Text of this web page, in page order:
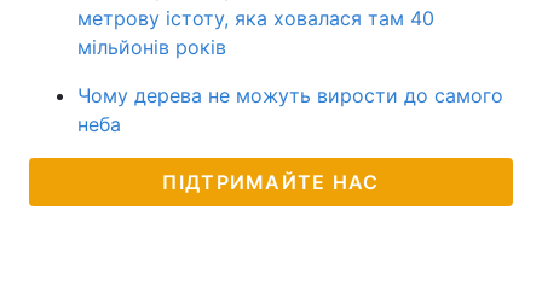
метрову істоту, яка ховалася там 40
мільйонів років
Чому дерева не можуть вирости до самого
неба
ПІДТРИМАЙТЕ НАС